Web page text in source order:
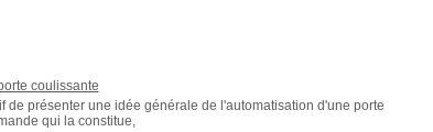
coulissante
de présenter une idée générale de l'automatisation d'une porte
qui la constitue,